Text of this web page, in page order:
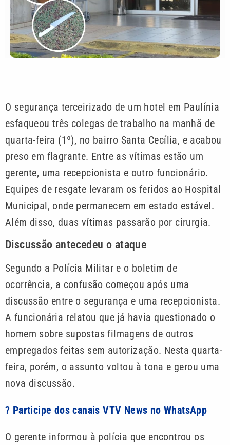
O segurança terceirizado de um hotel em Paulínia
esfaqueou três colegas de trabalho na manhã de
quarta-feira (1º), no bairro Santa Cecília, e acabou
preso em flagrante. Entre as vítimas estão um
gerente, uma recepcionista e outro funcionário.
Equipes de resgate levaram os feridos ao Hospital
Municipal, onde permanecem em estado estável.
Além disso, duas vítimas passarão por cirurgia.
Discussão antecedeu o ataque
Segundo a Polícia Militar e o boletim de
ocorrência, a confusão começou após uma
discussão entre o segurança e uma recepcionista.
A funcionária relatou que já havia questionado o
homem sobre supostas filmagens de outros
empregados feitas sem autorização. Nesta quarta-
feira, porém, o assunto voltou à tona e gerou uma
nova discussão.
? Participe dos canais VTV News no WhatsApp
O gerente informou à polícia que encontrou os